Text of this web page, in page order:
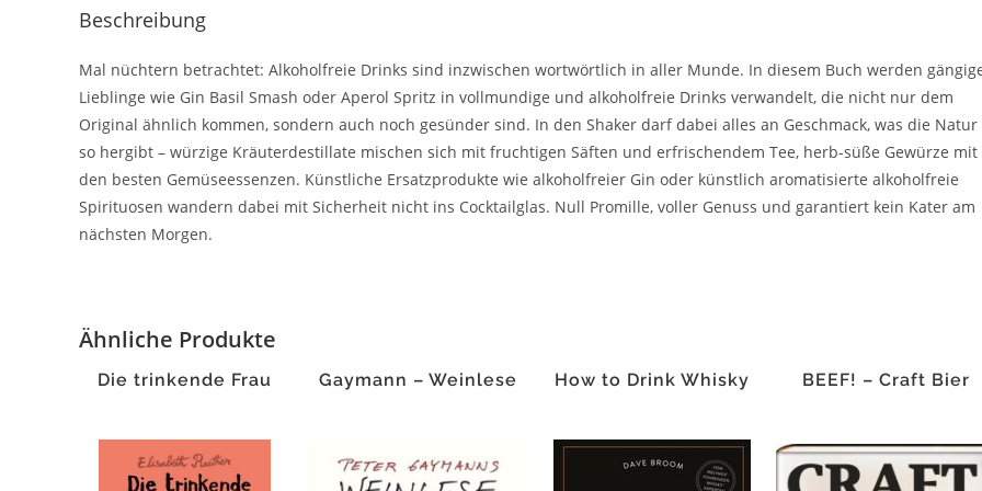
Beschreibung
Mal nüchtern betrachtet: Alkoholfreie Drinks sind inzwischen wortwörtlich in aller Munde. In diesem Buch werden
Lieblinge wie Gin Basil Smash oder Aperol Spritz in vollmundige und alkoholfreie Drinks verwandelt, die nicht nur dem
Original ähnlich kommen, sondern auch noch gesünder sind. In den Shaker darf dabei alles an Geschmack, was die Natur
so hergibt – würzige Kräuterdestillate mischen sich mit fruchtigen Säften und erfrischendem Tee, herb-süße Gewürze mit
den besten Gemüseessenzen. Künstliche Ersatzprodukte wie alkoholfreier Gin oder künstlich aromatisierte alkoholfreie
Spirituosen wandern dabei mit Sicherheit nicht ins Cocktailglas. Null Promille, voller Genuss und garantiert kein Kater am
nächsten Morgen.
Ähnliche Produkte
Die trinkende Frau Gaymann – Weinlese How to Drink Whisky BEEF! – Craft Bier